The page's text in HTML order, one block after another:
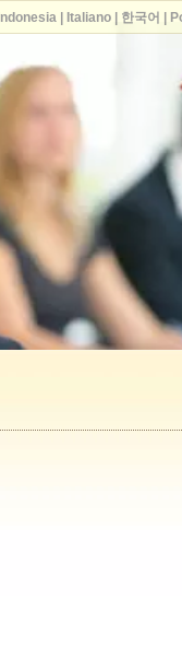
Indonesia| Italiano| 한국어